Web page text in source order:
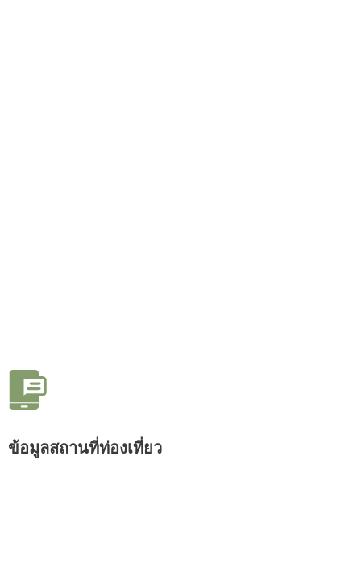
ข้อมูลสถานที่ท่องเที่ยว